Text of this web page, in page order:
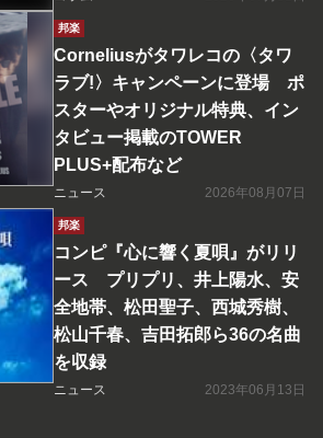
邦楽
Corneliusがタワレコの〈タワ
ラブ!〉キャンペーンに登場 ポ
スターやオリジナル特典、イン
タビュー掲載のTOWER
PLUS+配布など
ニュース 2026年08月07日
邦楽
コンピ『心に響く夏唄』がリリ
ース プリプリ、井上陽水、安
全地帯、松田聖子、西城秀樹、
松山千春、吉田拓郎ら36の名曲
を収録
ニュース 2023年06月13日